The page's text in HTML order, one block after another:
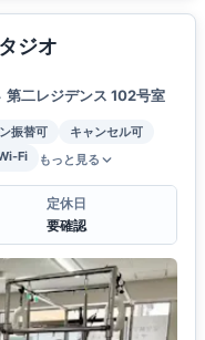
ジオ
第二レジデンス 102号室
振替可
キャンセル可
Fi もっと見る
定休日
要確認